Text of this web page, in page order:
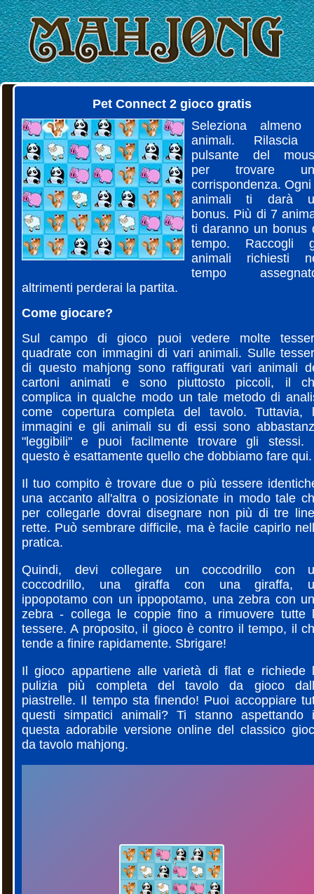
Pet Connect 2 gioco gratis
Seleziona almeno
animali. Rilascia
pulsante del
per trovare
corrispondenza. Ogni
animali ti darà
bonus. Più di 7
ti daranno un bonus
tempo. Raccogli
animali richiesti
tempo
altrimenti perderai la partita.
Come giocare?
Sul campo di gioco puoi vedere molte
quadrate con immagini di vari animali. Sulle
di questo mahjong sono raffigurati vari animali
cartoni animati e sono piuttosto piccoli, il
complica in qualche modo un tale metodo di
come copertura completa del tavolo. Tuttavia,
immagini e gli animali su di essi sono
"leggibili" e puoi facilmente trovare gli stessi.
questo è esattamente quello che dobbiamo fare qui.
Il tuo compito è trovare due o più tessere
una accanto all'altra o posizionate in modo tale
per collegarle dovrai disegnare non più di tre
rette. Può sembrare difficile, ma è facile capirlo
pratica.
Quindi, devi collegare un coccodrillo con
coccodrillo, una giraffa con una giraffa,
ippopotamo con un ippopotamo, una zebra con
zebra - collega le coppie fino a rimuovere tutte
tessere. A proposito, il gioco è contro il tempo, il
tende a finire rapidamente. Sbrigare!
Il gioco appartiene alle varietà di flat e richiede
pulizia più completa del tavolo da gioco
piastrelle. Il tempo sta finendo! Puoi accoppiare
questi simpatici animali? Ti stanno aspettando
questa adorabile versione online del classico
da tavolo mahjong.